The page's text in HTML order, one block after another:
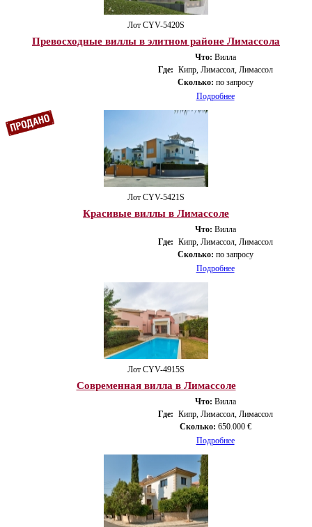
Лот CYV-5420S
Превосходные виллы в элитном районе Лимассола
Что: Вилла
Где: Кипр, Лимассол, Лимассол
Сколько: по запросу
Подробнее
Лот CYV-5421S
Красивые виллы в Лимассоле
Что: Вилла
Где: Кипр, Лимассол, Лимассол
Сколько: по запросу
Подробнее
Лот CYV-4915S
Современная вилла в Лимассоле
Что: Вилла
Где: Кипр, Лимассол, Лимассол
Сколько: 650.000 €
Подробнее